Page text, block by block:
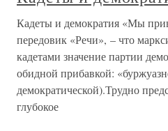
Кадеты и демократия «Мы
передовик «Речи», – что
кадетами значение партии
обидной прибавкой:
демократической).Трудно
глубокое